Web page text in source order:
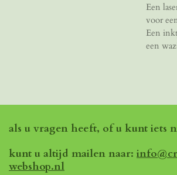
Een
voor
Een
een
als u vragen heeft, of u kunt iets
kunt u altijd mailen naar:
webshop.nl